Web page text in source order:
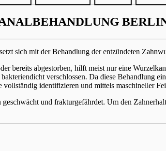
sich mit der Behandlung der entzündeten
bereits abgestorben, hilft meist nur eine
verschlossen. Da diese
identifizieren und mittels maschineller
und frakturgefährdet. Um den